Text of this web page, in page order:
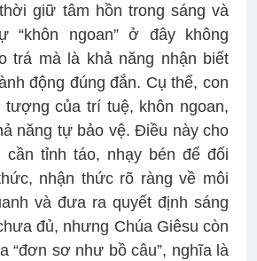
giữ tâm hồn trong sáng và
“khôn ngoan” ở đây không
trá mà là khả năng nhận biết
động đúng đắn. Cụ thể, con
của trí tuệ, khôn ngoan,
năng tự bảo vệ. Điều này cho
cần tỉnh táo, nhạy bén để đối
nhận thức rõ ràng về môi
và đưa ra quyết định sáng
đủ, nhưng Chúa Giêsu còn
“đơn sơ như bồ câu”, nghĩa là